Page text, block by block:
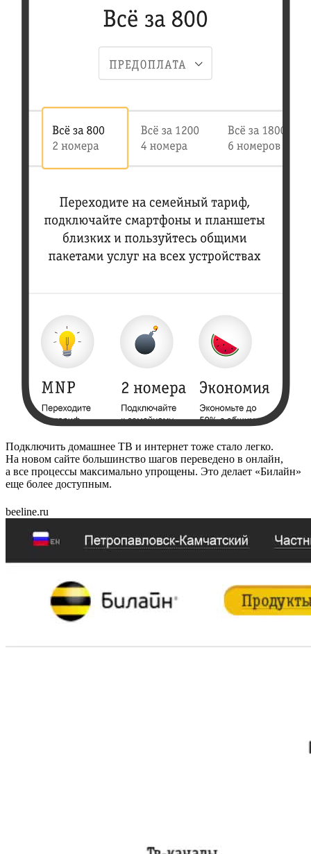
Подключить домашнее ТВ и интернет тоже стало легко.
На новом сайте большинство шагов переведено в онлайн,
а все процессы максимально упрощены. Это делает «Билайн»
еще более доступным.
beeline.ru